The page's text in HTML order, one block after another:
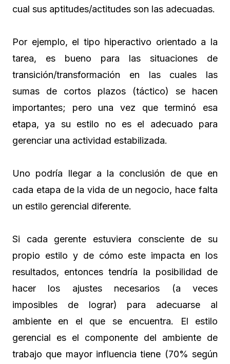
cual sus aptitudes/actitudes son las adecuadas.
Por ejemplo, el tipo hiperactivo orientado a la
tarea, es bueno para las situaciones de
transición/transformación en las cuales las
sumas de cortos plazos (táctico) se hacen
importantes; pero una vez que terminó esa
etapa, ya su estilo no es el adecuado para
gerenciar una actividad estabilizada.
Uno podría llegar a la conclusión de que en
cada etapa de la vida de un negocio, hace falta
un estilo gerencial diferente.
Si cada gerente estuviera consciente de su
propio estilo y de cómo este impacta en los
resultados, entonces tendría la posibilidad de
hacer los ajustes necesarios (a veces
imposibles de lograr) para adecuarse al
ambiente en el que se encuentra. El estilo
gerencial es el componente del ambiente de
trabajo que mayor influencia tiene (70% según